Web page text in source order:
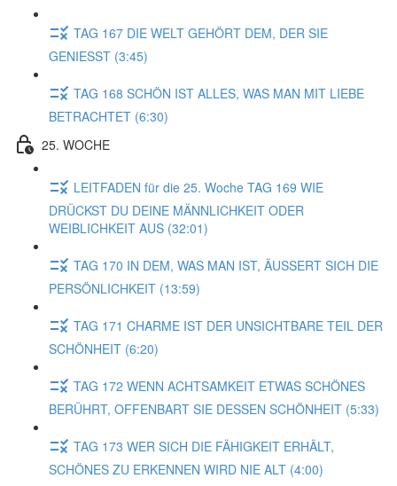
TAG 167 DIE WELT GEHÖRT DEM, DER SIE
GENIESST (3:45)
TAG 168 SCHÖN IST ALLES, WAS MAN MIT LIEBE
BETRACHTET (6:30)
25. WOCHE
LEITFADEN für die 25. Woche TAG 169 WIE
DRÜCKST DU DEINE MÄNNLICHKEIT ODER
WEIBLICHKEIT AUS (32:01)
TAG 170 IN DEM, WAS MAN IST, ÄUSSERT SICH DIE
PERSÖNLICHKEIT (13:59)
TAG 171 CHARME IST DER UNSICHTBARE TEIL DER
SCHÖNHEIT (6:20)
TAG 172 WENN ACHTSAMKEIT ETWAS SCHÖNES
BERÜHRT, OFFENBART SIE DESSEN SCHÖNHEIT (5:33)
TAG 173 WER SICH DIE FÄHIGKEIT ERHÄLT,
SCHÖNES ZU ERKENNEN WIRD NIE ALT (4:00)